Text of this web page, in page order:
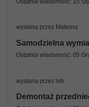
wysłana przez Mateusz
wysłana przez lob